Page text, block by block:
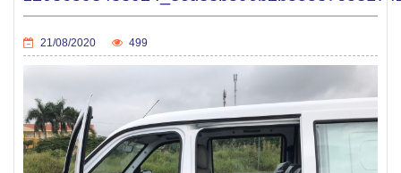
21/08/2020 499